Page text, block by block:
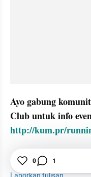
Ayo gabung
http://kum.pr/
Lari Jantung
0 1